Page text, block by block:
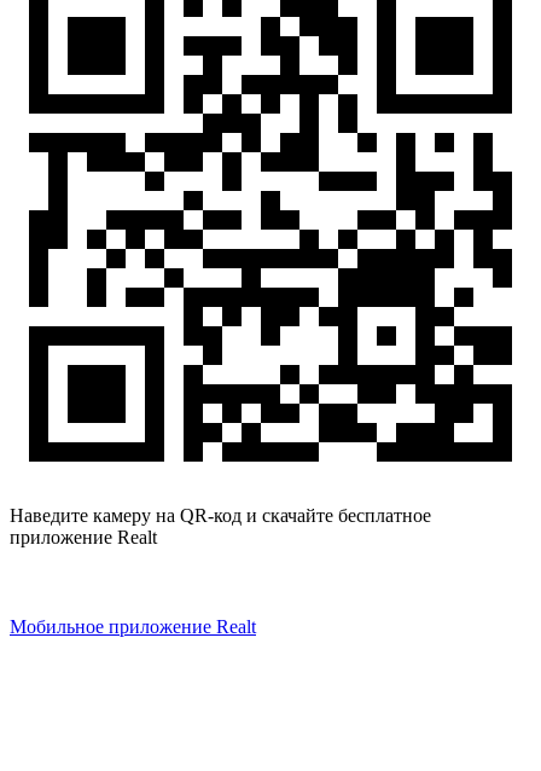
Наведите камеру на QR-код и скачайте бесплатное
приложение Realt
Мобильное приложение Realt